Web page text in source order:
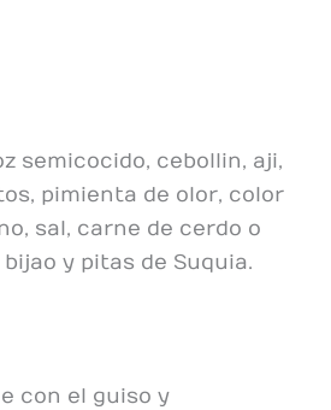
semicocido, cebollin, aji,
pimienta de olor, color
sal, carne de cerdo o
y pitas de Suquia.
con el guiso y